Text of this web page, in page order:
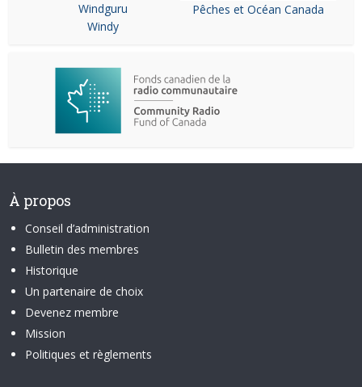
Windguru
Windy
Pêches et Océan Canada
À propos
Conseil d’administration
Bulletin des membres
Historique
Un partenaire de choix
Devenez membre
Mission
Politiques et règlements